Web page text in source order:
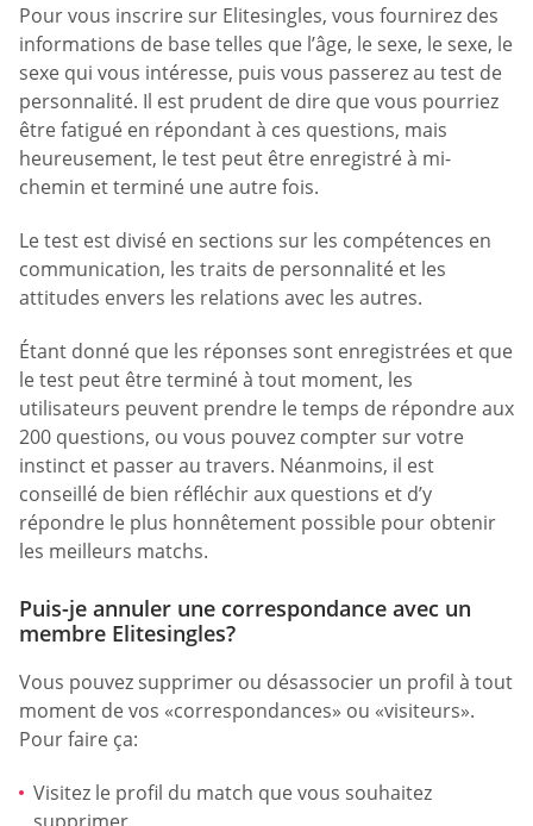
Pour vous inscrire sur Elitesingles, vous fournirez des
informations de base telles que l’âge, le sexe, le sexe, le
sexe qui vous intéresse, puis vous passerez au test de
personnalité. Il est prudent de dire que vous pourriez
être fatigué en répondant à ces questions, mais
heureusement, le test peut être enregistré à mi-
chemin et terminé une autre fois.
Le test est divisé en sections sur les compétences en
communication, les traits de personnalité et les
attitudes envers les relations avec les autres.
Étant donné que les réponses sont enregistrées et que
le test peut être terminé à tout moment, les
utilisateurs peuvent prendre le temps de répondre aux
200 questions, ou vous pouvez compter sur votre
instinct et passer au travers. Néanmoins, il est
conseillé de bien réfléchir aux questions et d’y
répondre le plus honnêtement possible pour obtenir
les meilleurs matchs.
Puis-je annuler une correspondance avec un
membre Elitesingles?
Vous pouvez supprimer ou désassocier un profil à tout
moment de vos «correspondances» ou «visiteurs».
Pour faire ça:
Visitez le profil du match que vous souhaitez